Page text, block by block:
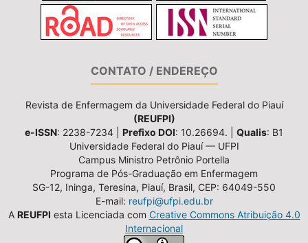
CONTATO / ENDEREÇO
Revista de Enfermagem da Universidade Federal do Piauí
(REUFPI)
e-ISSN: 2238-7234 | Prefixo DOI: 10.26694. | Qualis: B1
Universidade Federal do Piauí — UFPI
Campus Ministro Petrônio Portella
Programa de Pós-Graduação em Enfermagem
SG-12, Ininga, Teresina, Piauí, Brasil, CEP: 64049-550
E-mail: reufpi@ufpi.edu.br
A REUFPI esta Licenciada com Creative Commons Atribuição 4.0
Internacional